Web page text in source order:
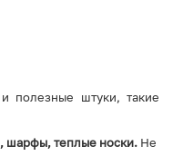
полезные штуки, такие
шарфы, теплые носки. Не